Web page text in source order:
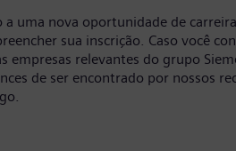
uma nova oportunidade de
sua inscrição. Caso você
empresas relevantes do grupo
de ser encontrado por nossos